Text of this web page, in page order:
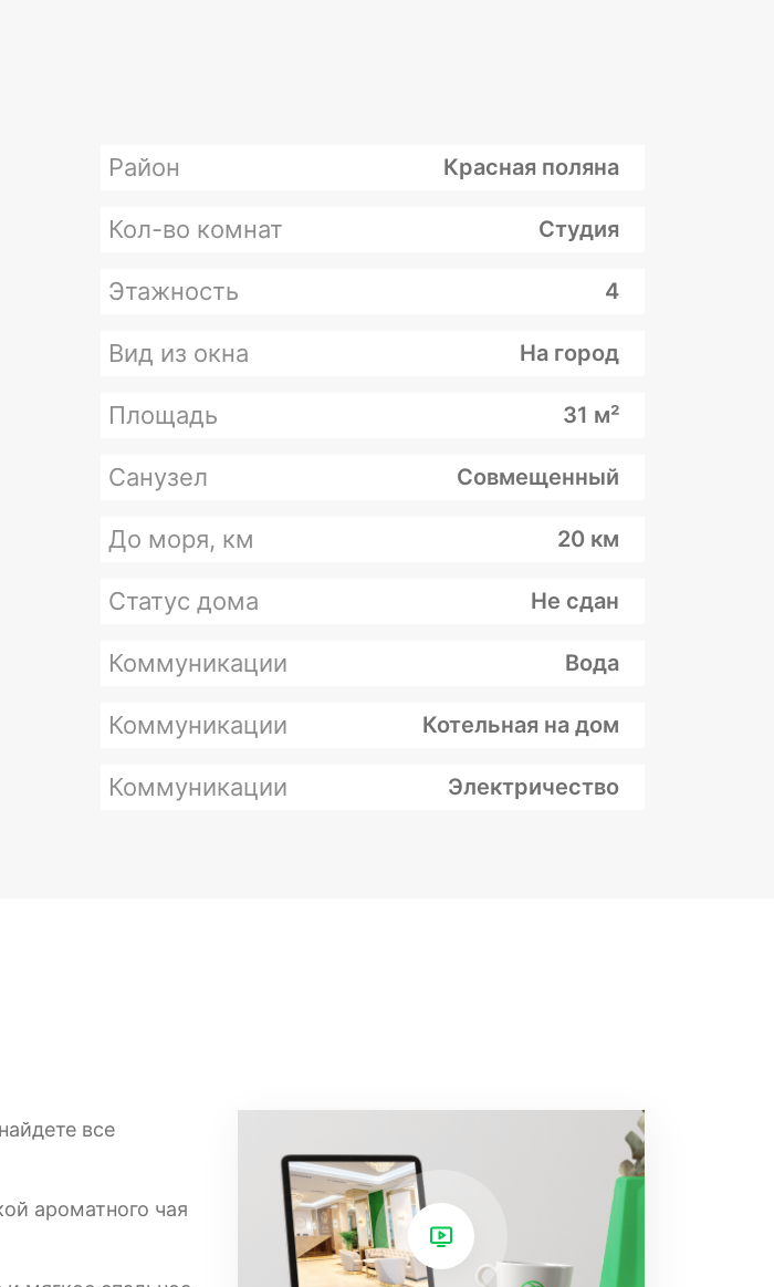
Район Красная поляна
Кол-во комнат Студия
Этажность 4
Вид из окна На город
Площадь 31 м²
Санузел Совмещенный
До моря, км 20 км
Статус дома Не сдан
Коммуникации Вода
Коммуникации Котельная на дом
Коммуникации Электричество
все
ароматного чая